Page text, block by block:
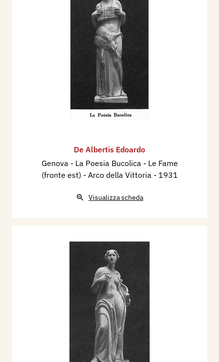
De Albertis Edoardo
Genova - La Poesia Bucolica - Le Fame
(fronte est) - Arco della Vittoria - 1931
Visualizza scheda